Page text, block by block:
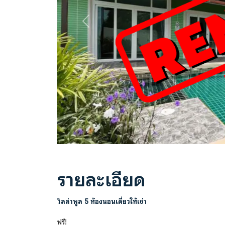
Previous
รายละเอียด
วิลล่าพูล 5 ห้องนอนเดี่ยวให้เช่า
ฟรี!